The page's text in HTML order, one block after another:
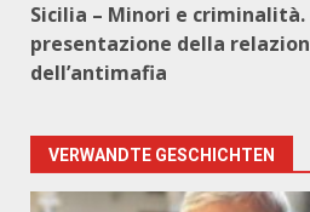
Sicilia – Minori e
presentazione della
dell’antimafia
VERWANDTE GESCHICHTEN